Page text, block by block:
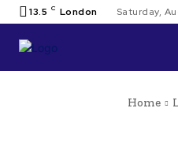
13.5 C London Saturday,
Home